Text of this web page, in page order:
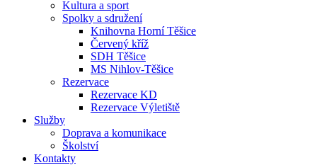
Kultura a sport
Spolky a sdružení
Knihovna Horní Těšice
Červený kříž
SDH Těšice
MS Nihlov-Těšice
Rezervace
Rezervace KD
Rezervace Výletiště
Služby
Doprava a komunikace
Školství
Kontakty